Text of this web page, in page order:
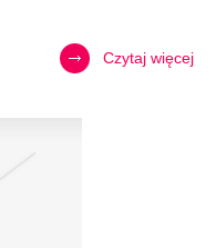
Czytaj więcej